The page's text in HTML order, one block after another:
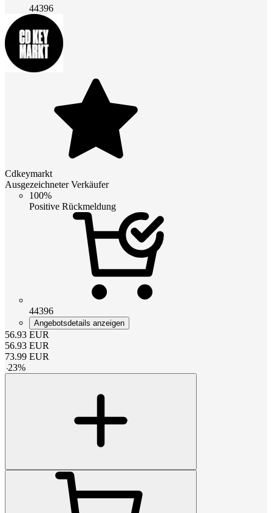
44396
Cdkeymarkt
Ausgezeichneter Verkäufer
100%
Positive Rückmeldung
44396
Angebotsdetails anzeigen
56.93 EUR
56.93 EUR
73.99 EUR
-23%